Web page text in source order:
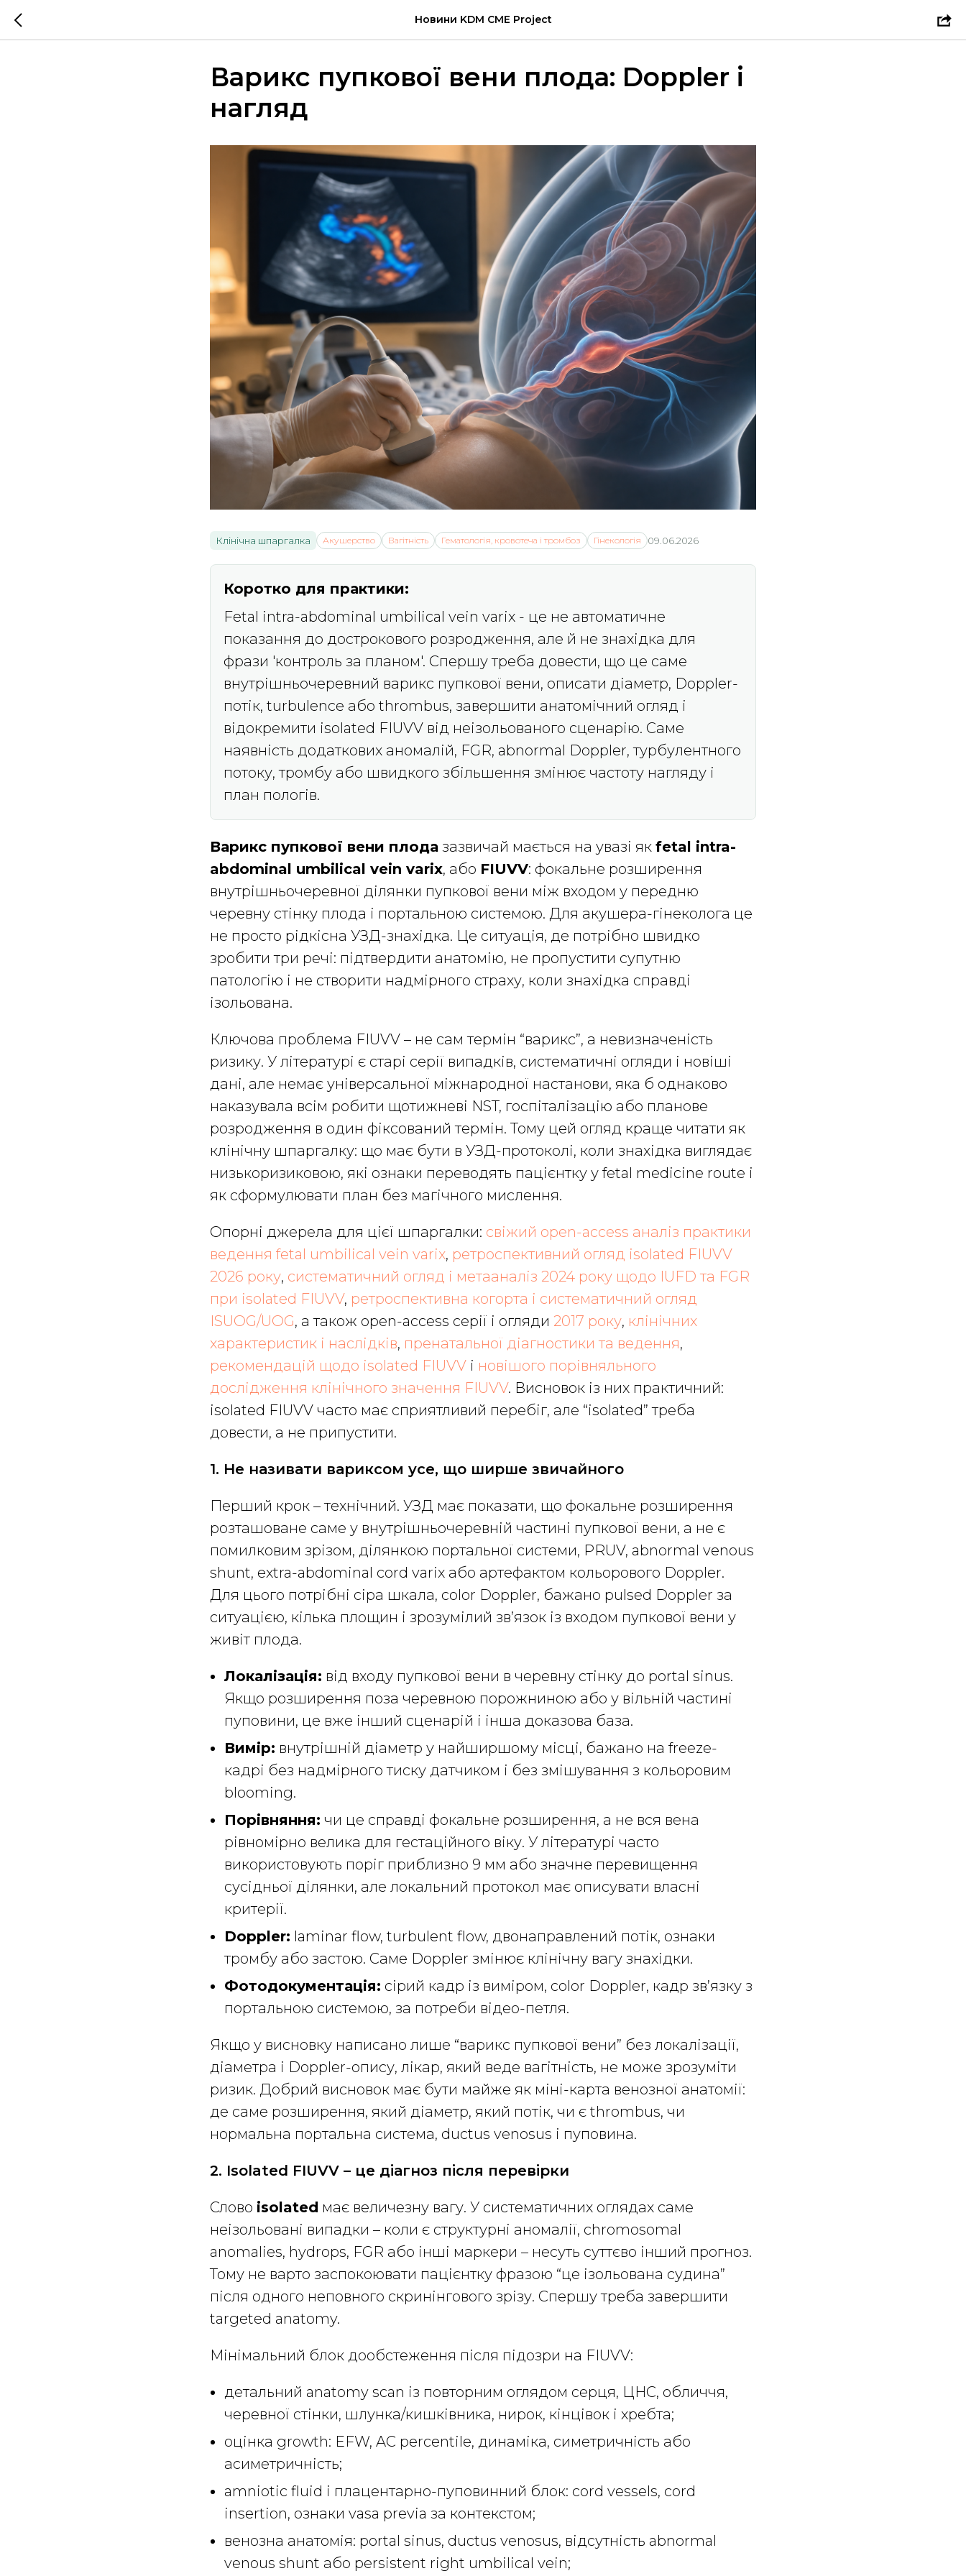
Новини KDM CME Project
Варикс пупкової вени плода: Doppler і
нагляд
Клінічна шпаргалка Акушерство Вагітність Гематологія, кровотеча і тромбоз Гінекологія 09.06.2026
Коротко для практики:
Fetal intra-abdominal umbilical vein varix - це не автоматичне
показання до дострокового розродження, але й не знахідка для
фрази 'контроль за планом'. Спершу треба довести, що це саме
внутрішньочеревний варикс пупкової вени, описати діаметр, Doppler-
потік, turbulence або thrombus, завершити анатомічний огляд і
відокремити isolated FIUVV від неізольованого сценарію. Саме
наявність додаткових аномалій, FGR, abnormal Doppler, турбулентного
потоку, тромбу або швидкого збільшення змінює частоту нагляду і
план пологів.
Варикс пупкової вени плода зазвичай мається на увазі як fetal intra-
abdominal umbilical vein varix, або FIUVV: фокальне розширення
внутрішньочеревної ділянки пупкової вени між входом у передню
черевну стінку плода і портальною системою. Для акушера-гінеколога це
не просто рідкісна УЗД-знахідка. Це ситуація, де потрібно швидко
зробити три речі: підтвердити анатомію, не пропустити супутню
патологію і не створити надмірного страху, коли знахідка справді
ізольована.
Ключова проблема FIUVV – не сам термін “варикс”, а невизначеність
ризику. У літературі є старі серії випадків, систематичні огляди і новіші
дані, але немає універсальної міжнародної настанови, яка б однаково
наказувала всім робити щотижневі NST, госпіталізацію або планове
розродження в один фіксований термін. Тому цей огляд краще читати як
клінічну шпаргалку: що має бути в УЗД-протоколі, коли знахідка виглядає
низькоризиковою, які ознаки переводять пацієнтку у fetal medicine route і
як сформулювати план без магічного мислення.
Опорні джерела для цієї шпаргалки: свіжий open-access аналіз практики
ведення fetal umbilical vein varix, ретроспективний огляд isolated FIUVV
2026 року, систематичний огляд і метааналіз 2024 року щодо IUFD та FGR
при isolated FIUVV, ретроспективна когорта і систематичний огляд
ISUOG/UOG, а також open-access серії і огляди 2017 року, клінічних
характеристик і наслідків, пренатальної діагностики та ведення,
рекомендацій щодо isolated FIUVV і новішого порівняльного
дослідження клінічного значення FIUVV. Висновок із них практичний:
isolated FIUVV часто має сприятливий перебіг, але “isolated” треба
довести, а не припустити.
1. Не називати вариксом усе, що ширше звичайного
Перший крок – технічний. УЗД має показати, що фокальне розширення
розташоване саме у внутрішньочеревній частині пупкової вени, а не є
помилковим зрізом, ділянкою портальної системи, PRUV, abnormal venous
shunt, extra-abdominal cord varix або артефактом кольорового Doppler.
Для цього потрібні сіра шкала, color Doppler, бажано pulsed Doppler за
ситуацією, кілька площин і зрозумілий зв’язок із входом пупкової вени у
живіт плода.
Локалізація: від входу пупкової вени в черевну стінку до portal sinus.
Якщо розширення поза черевною порожниною або у вільній частині
пуповини, це вже інший сценарій і інша доказова база.
Вимір: внутрішній діаметр у найширшому місці, бажано на freeze-
кадрі без надмірного тиску датчиком і без змішування з кольоровим
blooming.
Порівняння: чи це справді фокальне розширення, а не вся вена
рівномірно велика для гестаційного віку. У літературі часто
використовують поріг приблизно 9 мм або значне перевищення
сусідньої ділянки, але локальний протокол має описувати власні
критерії.
Doppler: laminar flow, turbulent flow, двонаправлений потік, ознаки
тромбу або застою. Саме Doppler змінює клінічну вагу знахідки.
Фотодокументація: сірий кадр із виміром, color Doppler, кадр зв’язку з
портальною системою, за потреби відео-петля.
Якщо у висновку написано лише “варикс пупкової вени” без локалізації,
діаметра і Doppler-опису, лікар, який веде вагітність, не може зрозуміти
ризик. Добрий висновок має бути майже як міні-карта венозної анатомії:
де саме розширення, який діаметр, який потік, чи є thrombus, чи
нормальна портальна система, ductus venosus і пуповина.
2. Isolated FIUVV – це діагноз після перевірки
Слово isolated має величезну вагу. У систематичних оглядах саме
неізольовані випадки – коли є структурні аномалії, chromosomal
anomalies, hydrops, FGR або інші маркери – несуть суттєво інший прогноз.
Тому не варто заспокоювати пацієнтку фразою “це ізольована судина”
після одного неповного скринінгового зрізу. Спершу треба завершити
targeted anatomy.
Мінімальний блок дообстеження після підозри на FIUVV:
детальний anatomy scan із повторним оглядом серця, ЦНС, обличчя,
черевної стінки, шлунка/кишківника, нирок, кінцівок і хребта;
оцінка growth: EFW, AC percentile, динаміка, симетричність або
асиметричність;
amniotic fluid і плацентарно-пуповинний блок: cord vessels, cord
insertion, ознаки vasa previa за контекстом;
венозна анатомія: portal sinus, ductus venosus, відсутність abnormal
venous shunt або persistent right umbilical vein;